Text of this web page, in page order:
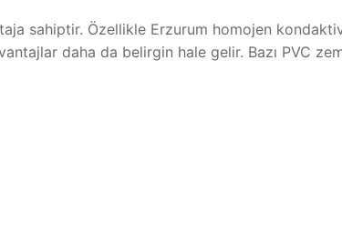
sahiptir. Özellikle Erzurum homojen
daha da belirgin hale gelir. Bazı PVC